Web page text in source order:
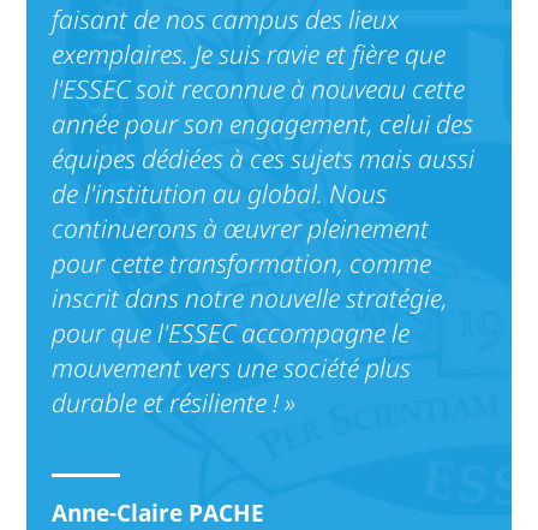
faisant de nos campus des lieux
exemplaires. Je suis ravie et fière que
l'ESSEC soit reconnue à nouveau cette
année pour son engagement, celui des
équipes dédiées à ces sujets mais aussi
de l'institution au global. Nous
continuerons à œuvrer pleinement
pour cette transformation, comme
inscrit dans notre nouvelle stratégie,
pour que l'ESSEC accompagne le
mouvement vers une société plus
durable et résiliente ! »
Anne-Claire PACHE